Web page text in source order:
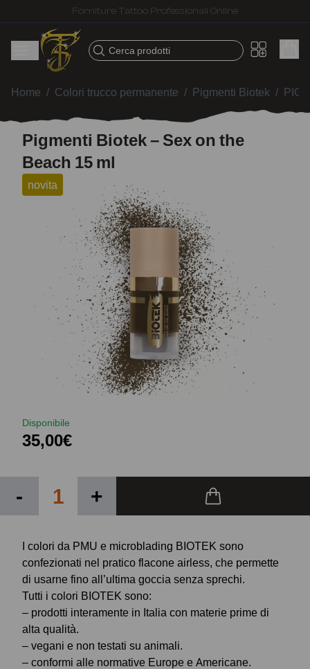
Spedizione veloce – Prodotti selezionati per tatuatori
Cerca prodotti
Home / Colori trucco permanente / Pigmenti Biotek /
Pigmenti Biotek – Sex on the
Beach 15 ml
novita
Disponibile
35,00€
- +
I colori da PMU e microblading BIOTEK sono
confezionati nel pratico flacone airless, che permette
di usarne fino all’ultima goccia senza sprechi.
Tutti i colori BIOTEK sono:
– prodotti interamente in Italia con materie prime di
alta qualità.
– vegani e non testati su animali.
– conformi alle normative Europe e Americane.